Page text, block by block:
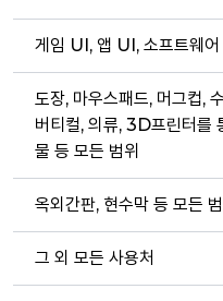
게임 UI, 앱 UI, 소프트웨
도장, 마우스패드, 머그컵,
버티컬, 의류, 3D프린터를
물 등 모든 범위
옥외간판, 현수막 등 모든
그 외 모든 사용처